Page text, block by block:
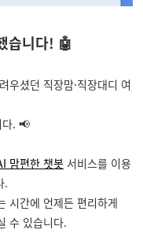
습니다! 🤖
우셨던 직장맘·직장대디 여
다. 📢
맘편한 챗봇 서비스를 이용
.
시간에 언제든 편리하게
수 있습니다.